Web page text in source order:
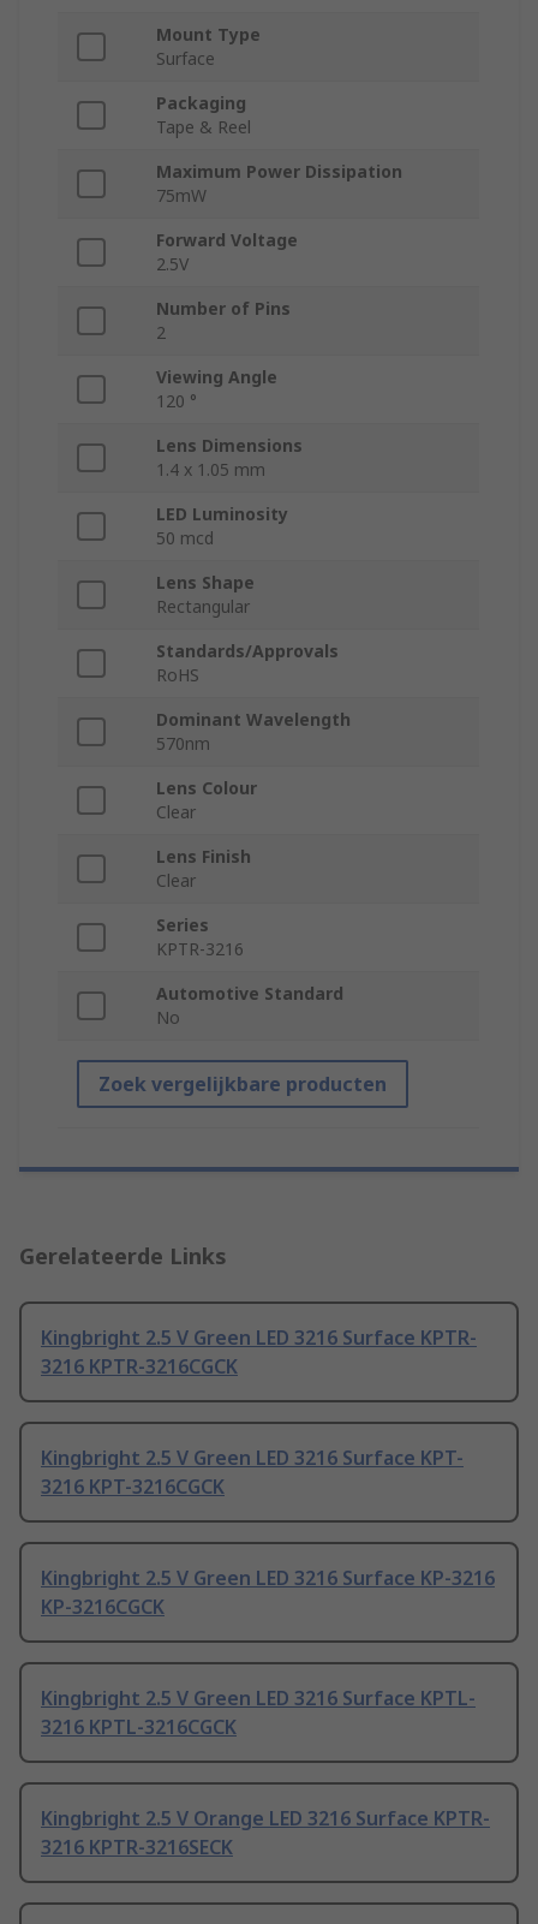
Mount Type
Surface
Packaging
Tape & Reel
Maximum Power Dissipation
75mW
Forward Voltage
2.5V
Number of Pins
2
Viewing Angle
120 °
Lens Dimensions
1.4 x 1.05 mm
LED Luminosity
50 mcd
Lens Shape
Rectangular
Standards/Approvals
RoHS
Dominant Wavelength
570nm
Lens Colour
Clear
Lens Finish
Clear
Series
KPTR-3216
Automotive Standard
No
Zoek vergelijkbare producten
Gerelateerde Links
Kingbright 2.5 V Green LED 3216 Surface KPTR-
3216 KPTR-3216CGCK
Kingbright 2.5 V Green LED 3216 Surface KPT-
3216 KPT-3216CGCK
Kingbright 2.5 V Green LED 3216 Surface KP-3216
KP-3216CGCK
Kingbright 2.5 V Green LED 3216 Surface KPTL-
3216 KPTL-3216CGCK
Kingbright 2.5 V Orange LED 3216 Surface KPTR-
3216 KPTR-3216SECK